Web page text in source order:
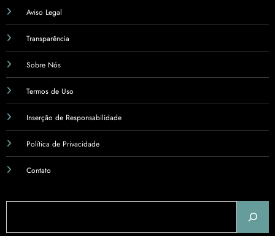
Aviso Legal
Transparência
Sobre Nós
Termos de Uso
Inserção de Responsabilidade
Política de Privacidade
Contato